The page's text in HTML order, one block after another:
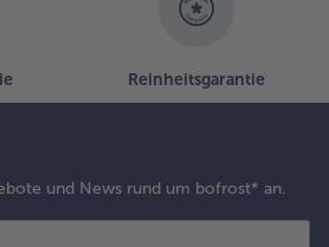
Reinheitsgarantie
und News rund um bofrost* an.